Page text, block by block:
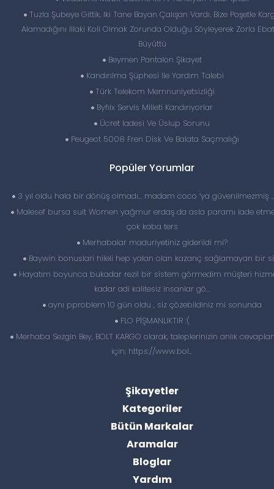
Tuzla Şubeye Gittik, Iki Tane Bayan Çalışan Vardı. Bize Poşetle
Alamadığını Illaki Koli Olmak Zorunda Olduğu Söyleyerek Zorla
Büyüttü
Beymen Pantalon Şikayet
Kandırılma Şüphesi Ile Yardım Talebi
Türk Telekom Memnuniyetsizliği
Byfıix Servis Milleti Kandırıyorlar
Ücret Iadesi Ve Üslup Sorunu
Peugeot 5008 Fren Disk Ve Balata Saçmalığı
Popüler Yorumlar
3 yıl oldu hala bir dönüş olmadı… madam coco ‘ya güvenilmezmiş
Malesef bursa suit Women yağmur erdaş da asla paramı iade
çok kaba ters
Merhabalar maduriyetiniz giderildi mi?
Baywin bonuslari hileli hep yalan olan kazanç sağlamayan bir
Hayatım boyunca bukadar rezil bir sistem görmedim müşteri
kadar adi kalitesiz insanlar gö...
aynı pproblem 10 gün oldu , siz çözebildiniz mi sonunda
FLO PİŞMANLIKTIR :(
Merhaba Sezgin Bey, BOLT KARGO olarak, taleplerinizin anlık
için; https://www.bol...
Şikayetler
Kategoriler
Bütün Markalar
Aramalar
Bloglar
Yardım